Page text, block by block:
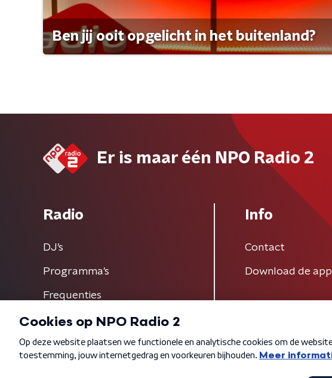
Ben jij ooit opgelicht in het buitenland?
Er is maar één NPO Radio 2
Radio
DJ’s
Programma's
Frequenties
Info
Contact
Download de app
Algemene voorwaarden Privacybeleid